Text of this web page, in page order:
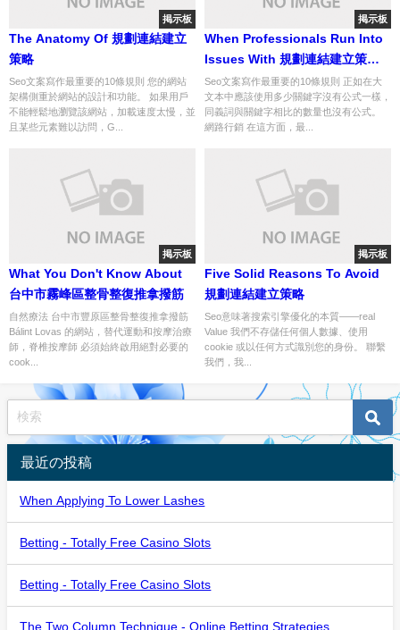
掲示板
The Anatomy Of 規劃連結建立
策略
Seo文案寫作最重要的10條規則 您的網站
架構側重於網站的設計和功能。 如果用戶
不能輕鬆地瀏覽該網站，加載速度太慢，並
且某些元素難以訪問，G...
掲示板
When Professionals Run Into
Issues With 規劃連結建立策略,
That is What They Do
Seo文案寫作最重要的10條規則 正如在大
文本中應該使用多少關鍵字沒有公式一樣，
同義詞與關鍵字相比的數量也沒有公式。
網路行銷 在這方面，最...
掲示板
What You Don't Know About
台中市霧峰區整骨整復推拿撥筋
自然療法 台中市豐原區整骨整復推拿撥筋
Bálint Lovas 的網站，替代運動和按摩治療
師，脊椎按摩師 必須始終啟用絕對必要的
cook...
掲示板
Five Solid Reasons To Avoid
規劃連結建立策略
Seo意味著搜索引擎優化的本質——real
Value 我們不存儲任何個人數據、使用
cookie 或以任何方式識別您的身份。 聯繫
我們，我...
最近の投稿
When Applying To Lower Lashes
Betting - Totally Free Casino Slots
Betting - Totally Free Casino Slots
The Two Column Technique - Online Betting Strategies